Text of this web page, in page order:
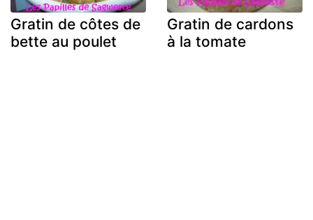
Gratin de côtes de
bette au poulet
Gratin de cardons
à la tomate